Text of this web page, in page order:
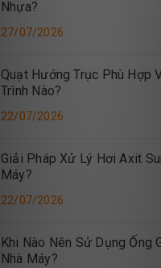
Nhựa?
27/07/2026
Quạt Hướng Trục Phù Hợp
Trình Nào?
22/07/2026
Giải Pháp Xử Lý Hơi Axit
Máy?
22/07/2026
Khi Nào Nên Sử Dụng Ống
Nhà Máy?